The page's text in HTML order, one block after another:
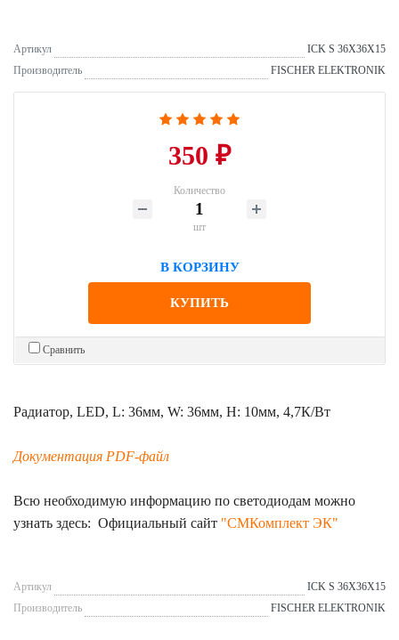
Артикул
ICK S 36X36X15
Производитель
FISCHER ELEKTRONIK
350 ₽
Количество
шт
В КОРЗИНУ
КУПИТЬ
Сравнить
Радиатор, LED, L: 36мм, W: 36мм, H: 10мм, 4,7К/Вт
Документация PDF-файл
Всю необходимую информацию по светодиодам можно
узнать здесь: Официальный сайт "СМКомплект ЭК"
Артикул
ICK S 36X36X15
Производитель
FISCHER ELEKTRONIK